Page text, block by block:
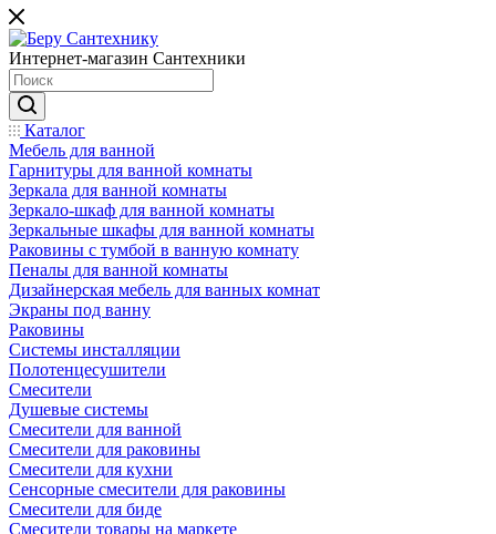
Интернет-магазин Сантехники
Каталог
Мебель для ванной
Гарнитуры для ванной комнаты
Зеркала для ванной комнаты
Зеркало-шкаф для ванной комнаты
Зеркальные шкафы для ванной комнаты
Раковины с тумбой в ванную комнату
Пеналы для ванной комнаты
Дизайнерская мебель для ванных комнат
Экраны под ванну
Раковины
Системы инсталляции
Полотенцесушители
Смесители
Душевые системы
Смесители для ванной
Смесители для раковины
Смесители для кухни
Сенсорные смесители для раковины
Смесители для биде
Смесители товары на маркете